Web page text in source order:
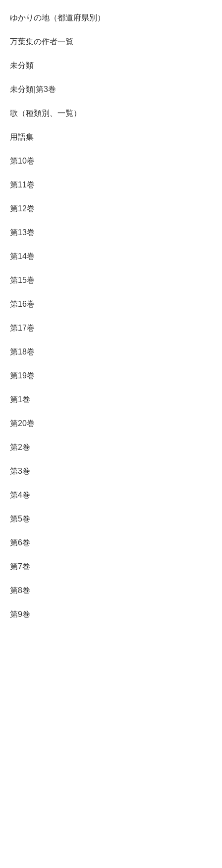
ゆかりの地（都道府県別）
万葉集の作者一覧
未分類
未分類|第3巻
歌（種類別、一覧）
用語集
第10巻
第11巻
第12巻
第13巻
第14巻
第15巻
第16巻
第17巻
第18巻
第19巻
第1巻
第20巻
第2巻
第3巻
第4巻
第5巻
第6巻
第7巻
第8巻
第9巻